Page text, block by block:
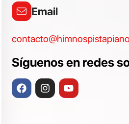
Email
Síguenos en redes